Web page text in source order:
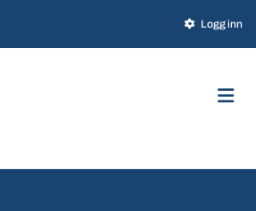
 Logg inn